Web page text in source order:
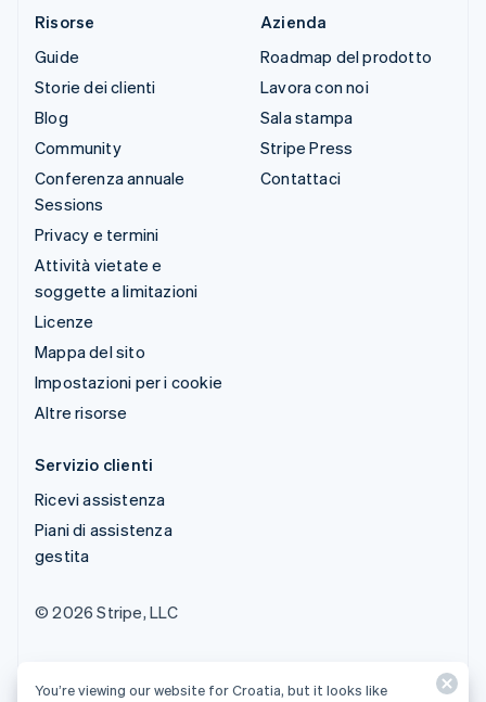
Risorse
Guide
Storie dei clienti
Blog
Community
Conferenza annuale
Sessions
Privacy e termini
Attività vietate e
soggette a limitazioni
Licenze
Mappa del sito
Impostazioni per i cookie
Altre risorse
Azienda
Roadmap del prodotto
Lavora con noi
Sala stampa
Stripe Press
Contattaci
Servizio clienti
Ricevi assistenza
Piani di assistenza
gestita
© 2026 Stripe, LLC
You’re viewing our website for Croatia, but it looks like